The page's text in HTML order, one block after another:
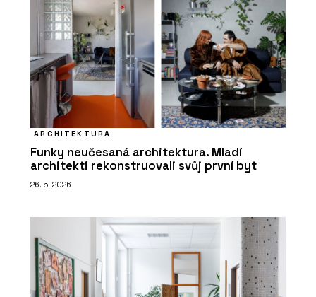
ARCHITEKTURA
Funky neučesaná architektura. Mladí
architekti rekonstruovali svůj první byt
26. 5. 2026